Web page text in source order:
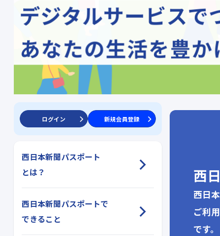
ログイン 新規会員登録
西日本新聞パスポート
とは？
西日本新聞パスポートで
できること
西
西日
ご利
です。